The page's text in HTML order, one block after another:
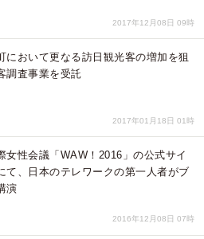
2017年12月08日 09時
において更なる訪日観光客の増加を狙
調査事業を受託
2017年01月18日 01時
女性会議「WAW！2016」の公式サイ
て、日本のテレワークの第一人者がブ
演
2016年12月08日 07時